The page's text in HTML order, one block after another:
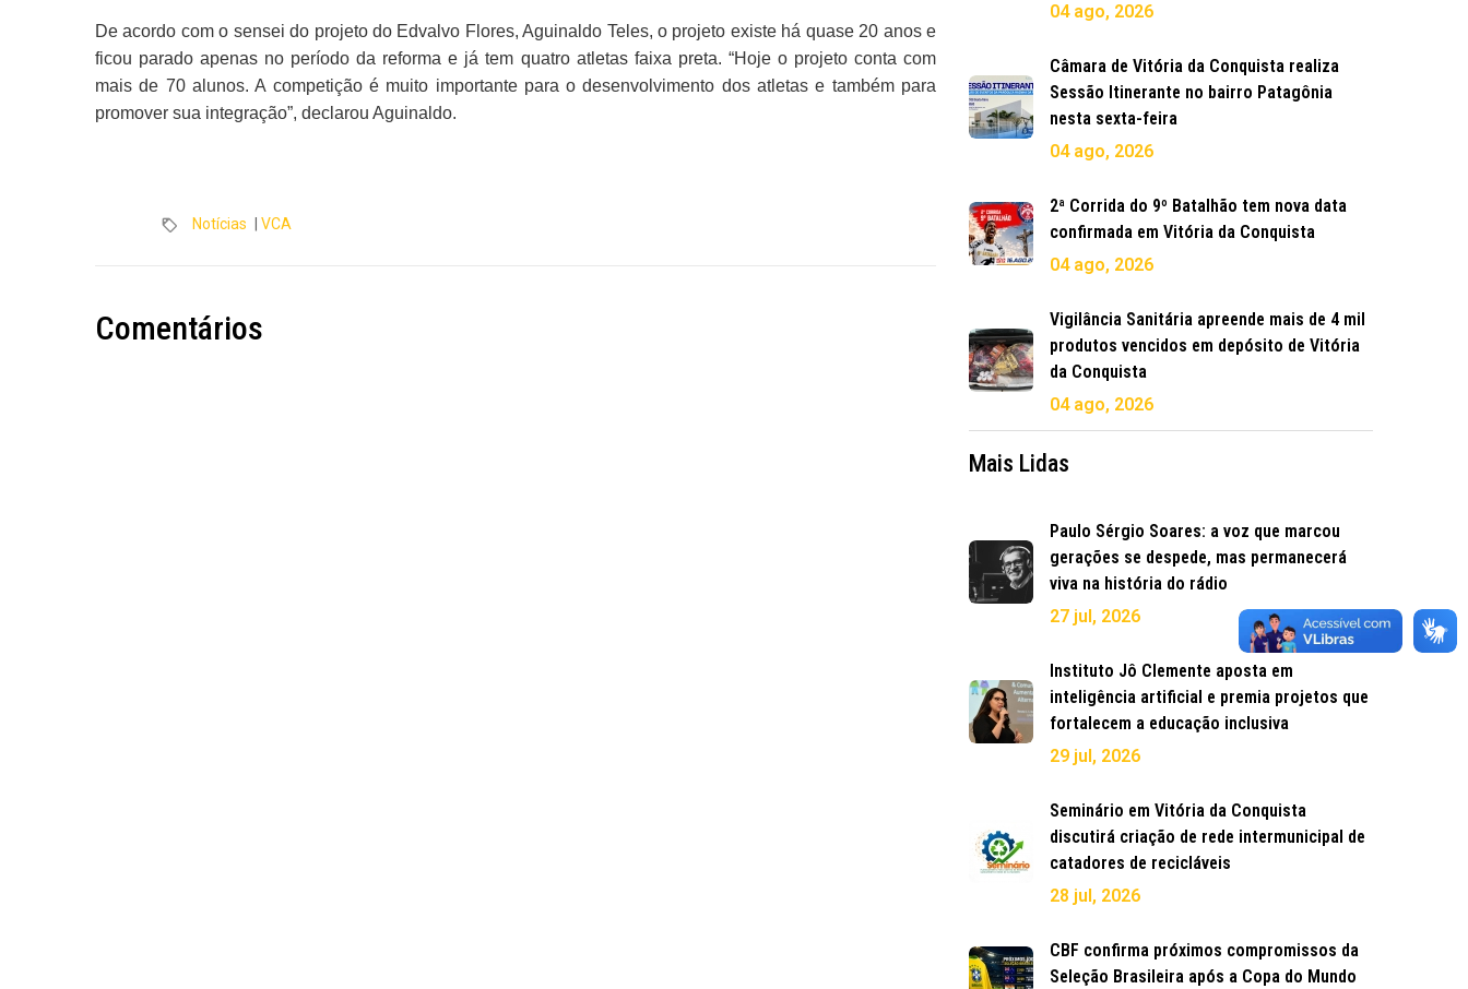
De acordo com o sensei do projeto do Edvalvo Flores, Aguinaldo Teles, o projeto existe há quase 20 anos e
ficou parado apenas no período da reforma e já tem quatro atletas faixa preta. “Hoje o projeto conta com
mais de 70 alunos. A competição é muito importante para o desenvolvimento dos atletas e também para
promover sua integração”, declarou Aguinaldo.
Notícias VCA
Comentários
04 ago, 2026
Câmara de Vitória da Conquista realiza
Sessão Itinerante no bairro Patagônia
nesta sexta-feira
04 ago, 2026
2ª Corrida do 9º Batalhão tem nova data
confirmada em Vitória da Conquista
04 ago, 2026
Vigilância Sanitária apreende mais de 4 mil
produtos vencidos em depósito de Vitória
da Conquista
04 ago, 2026
Mais Lidas
Paulo Sérgio Soares: a voz que marcou
gerações se despede, mas permanecerá
viva na história do rádio
27 jul, 2026
Instituto Jô Clemente aposta em
inteligência artificial e premia projetos que
fortalecem a educação inclusiva
29 jul, 2026
Seminário em Vitória da Conquista
discutirá criação de rede intermunicipal de
catadores de recicláveis
28 jul, 2026
CBF confirma próximos compromissos da
Seleção Brasileira após a Copa do Mundo